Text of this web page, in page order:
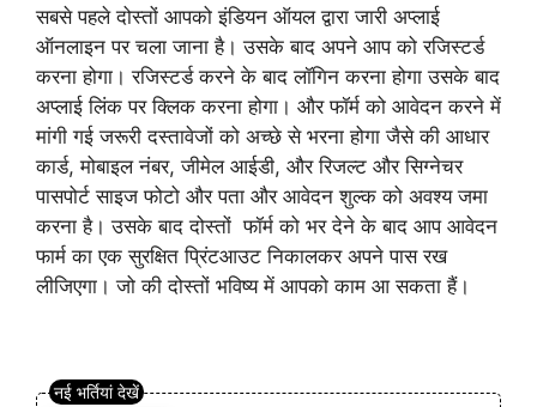
सबसे पहले दोस्तों आपको इंडियन ऑयल द्वारा जारी अप्लाई
ऑनलाइन पर चला जाना है। उसके बाद अपने आप को रजिस्टर्ड
करना होगा। रजिस्टर्ड करने के बाद लॉगिन करना होगा उसके बाद
अप्लाई लिंक पर क्लिक करना होगा। और फॉर्म को आवेदन करने में
मांगी गई जरूरी दस्तावेजों को अच्छे से भरना होगा जैसे की आधार
कार्ड, मोबाइल नंबर, जीमेल आईडी, और रिजल्ट और सिग्नेचर
पासपोर्ट साइज फोटो और पता और आवेदन शुल्क को अवश्य जमा
करना है। उसके बाद दोस्तों फॉर्म को भर देने के बाद आप आवेदन
फार्म का एक सुरक्षित प्रिंटआउट निकालकर अपने पास रख
लीजिएगा। जो की दोस्तों भविष्य में आपको काम आ सकता हैं।